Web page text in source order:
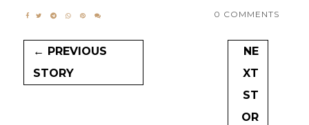
0 COMMENTS
← PREVIOUS
STORY
NE
XT
ST
OR